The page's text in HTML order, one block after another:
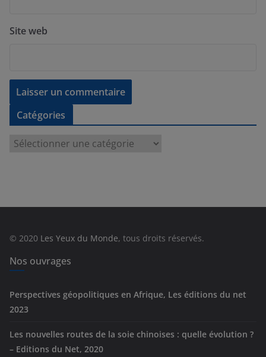
Site web
Catégories
e
s
© 2020 Les Yeux du Monde, tous droits réservés.
Nos ouvrages
Perspectives géopolitiques en Afrique, Les éditions du net
2023
Les nouvelles routes de la soie chinoises : quelle évolution ?
– Editions du Net, 2020